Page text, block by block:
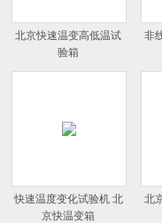
北京快速温变高低温试
验箱
非
快速温度变化试验机 北
京快温变箱
北